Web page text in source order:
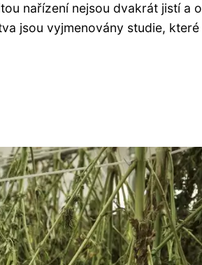
nařízení nejsou dvakrát jistí a o
jsou vyjmenovány studie, které